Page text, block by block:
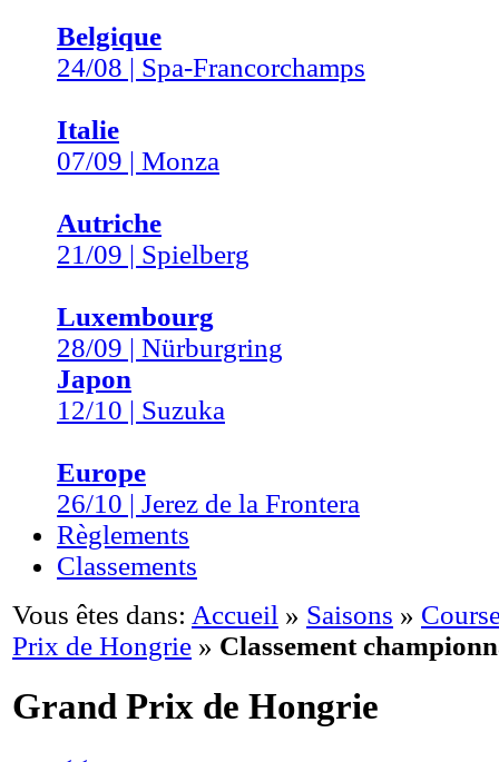
Belgique
24/08 | Spa-Francorchamps
Italie
07/09 | Monza
Autriche
21/09 | Spielberg
Luxembourg
28/09 | Nürburgring
Japon
12/10 | Suzuka
Europe
26/10 | Jerez de la Frontera
Règlements
Classements
Vous êtes dans: Accueil » Saisons »
Prix de Hongrie » Classement
Grand Prix de Hongrie